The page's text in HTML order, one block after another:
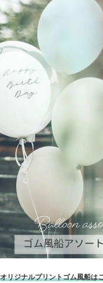
リジナルプリントゴム風船は